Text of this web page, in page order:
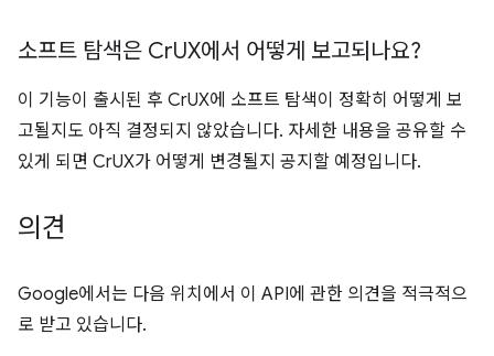
소프트 탐색은 CrUX에서 어떻게 보고되나요?
이 기능이 출시된 후 CrUX에 소프트 탐색이 정확히 어떻게 보
고될지도 아직 결정되지 않았습니다. 자세한 내용을 공유할 수
있게 되면 CrUX가 어떻게 변경될지 공지할 예정입니다.
의견
Google에서는 다음 위치에서 이 API에 관한 의견을 적극적으
로 받고 있습니다.